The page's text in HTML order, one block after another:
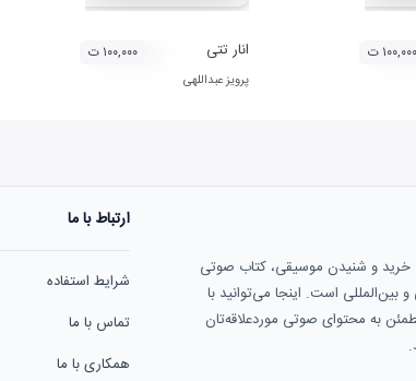
۱۰۰,۰۰۰ ت انار تتی
پرویز عبداللهی
۱۰۰,۰۰۰ ت
خرید و شنیدن موسیقی، کتاب صوتی
است. اینجا می‌توانید با
به محتوای صوتی موردعلاقه‌تان
ارتباط با ما
شرایط استفاده
تماس با ما
همکاری با ما